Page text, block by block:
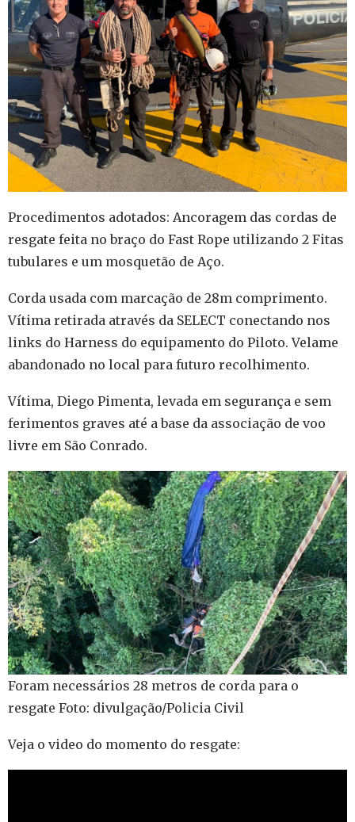
Procedimentos adotados: Ancoragem das cordas de
resgate feita no braço do Fast Rope utilizando 2 Fitas
tubulares e um mosquetão de Aço.
Corda usada com marcação de 28m comprimento.
Vítima retirada através da SELECT conectando nos
links do Harness do equipamento do Piloto. Velame
abandonado no local para futuro recolhimento.
Vítima, Diego Pimenta, levada em segurança e sem
ferimentos graves até a base da associação de voo
livre em São Conrado.
Foram necessários 28 metros de corda para o
resgate Foto: divulgação/Policia Civil
Veja o video do momento do resgate: